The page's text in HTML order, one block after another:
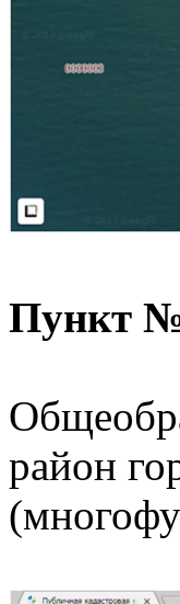
Пункт
район